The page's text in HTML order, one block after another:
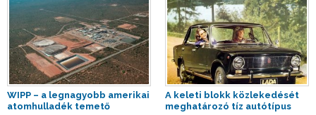
WIPP – a legnagyobb amerikai
atomhulladék temető
A keleti blokk közlekedését
meghatározó tíz autótípus